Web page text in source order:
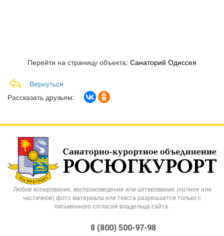
Перейти на страницу объекта: Санаторий Одиссея
Вернуться
Рассказать друзьям:
Любое копирование, воспроизведение или цитирование (полное или
частичное) фото материала или текста разрешается только с
письменного согласия владельца сайта.
8 (800) 500-97-98